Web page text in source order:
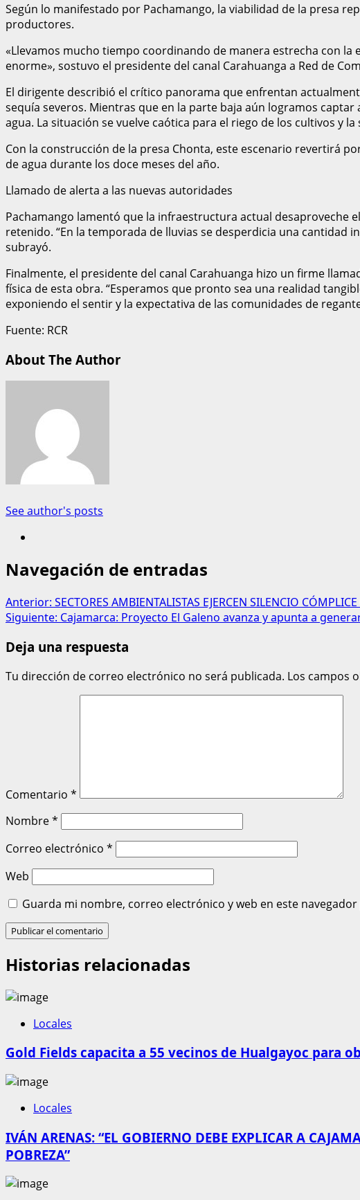
Según lo manifestado por Pachamango, la viabilidad de la presa
productores.
«Llevamos mucho tiempo coordinando de manera estrecha con
enorme», sostuvo el presidente del canal Carahuanga a Red de
El dirigente describió el crítico panorama que enfrentan
sequía severos. Mientras que en la parte baja aún logramos
agua. La situación se vuelve caótica para el riego de los cultivos y
Con la construcción de la presa Chonta, este escenario revertirá
de agua durante los doce meses del año.
Llamado de alerta a las nuevas autoridades
Pachamango lamentó que la infraestructura actual desaproveche
retenido. “En la temporada de lluvias se desperdicia una cantidad
subrayó.
Finalmente, el presidente del canal Carahuanga hizo un firme
física de esta obra. “Esperamos que pronto sea una realidad
exponiendo el sentir y la expectativa de las comunidades de
Fuente: RCR
About The Author
See author's posts
Navegación de entradas
Anterior: SECTORES AMBIENTALISTAS EJERCEN SILENCIO
Siguiente: Cajamarca: Proyecto El Galeno avanza y apunta a
Deja una respuesta
Tu dirección de correo electrónico no será publicada. Los campos
Comentario *
Nombre*
Correo electrónico *
Web
Guarda mi nombre, correo electrónico y web en este
Historias relacionadas
Locales
Gold Fields capacita a 55 vecinos de Hualgayoc para
Locales
IVÁN ARENAS: “EL GOBIERNO DEBE EXPLICAR A
POBREZA”